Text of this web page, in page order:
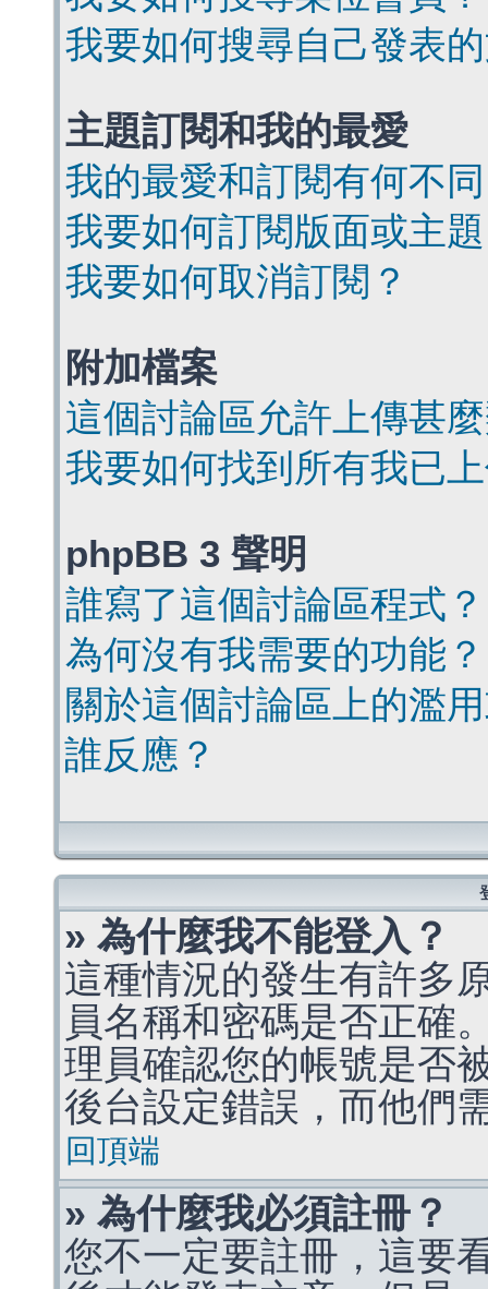
我要如何搜尋自己發表
主題訂閱和我的最愛
我的最愛和訂閱有何不
我要如何訂閱版面或主
我要如何取消訂閱？
附加檔案
這個討論區允許上傳甚
我要如何找到所有我已
phpBB 3 聲明
誰寫了這個討論區程式？
為何沒有我需要的功能？
關於這個討論區上的濫
誰反應？
» 為什麼我不能登入？
這種情況的發生有許多
員名稱和密碼是否正確
理員確認您的帳號是否
後台設定錯誤，而他們
回頂端
» 為什麼我必須註冊？
您不一定要註冊，這要